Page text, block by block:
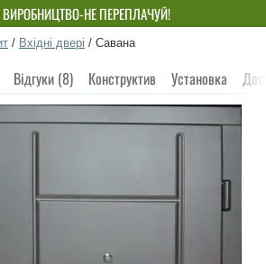
НЕ ПЕРЕПЛАЧУЙ!
/ Вхідні двері / Савана
Відгуки (8) Конструктив Установка